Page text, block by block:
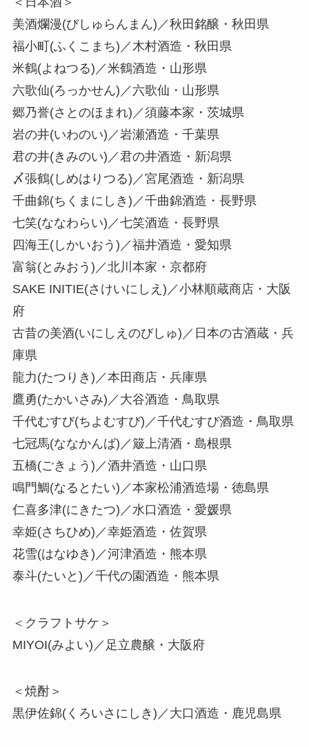
美酒爛漫(びしゅらんまん)／秋田銘醸・秋田県
福小町(ふくこまち)／木村酒造・秋田県
米鶴(よねつる)／米鶴酒造・山形県
六歌仙(ろっかせん)／六歌仙・山形県
郷乃誉(さとのほまれ)／須藤本家・茨城県
岩の井(いわのい)／岩瀬酒造・千葉県
君の井(きみのい)／君の井酒造・新潟県
〆張鶴(しめはりつる)／宮尾酒造・新潟県
千曲錦(ちくまにしき)／千曲錦酒造・長野県
七笑(ななわらい)／七笑酒造・長野県
四海王(しかいおう)／福井酒造・愛知県
富翁(とみおう)／北川本家・京都府
SAKE INITIE(さけいにしえ)／小林順蔵商店・大阪
府
古昔の美酒(いにしえのびしゅ)／日本の古酒蔵・兵
庫県
龍力(たつりき)／本田商店・兵庫県
鷹勇(たかいさみ)／大谷酒造・鳥取県
千代むすび(ちよむすび)／千代むすび酒造・鳥取県
七冠馬(ななかんば)／簸上清酒・島根県
五橋(ごきょう)／酒井酒造・山口県
鳴門鯛(なるとたい)／本家松浦酒造場・徳島県
仁喜多津(にきたつ)／水口酒造・愛媛県
幸姫(さちひめ)／幸姫酒造・佐賀県
花雪(はなゆき)／河津酒造・熊本県
泰斗(たいと)／千代の園酒造・熊本県
＜クラフトサケ＞
MIYOI(みよい)／足立農醸・大阪府
＜焼酎＞
黒伊佐錦(くろいさにしき)／大口酒造・鹿児島県